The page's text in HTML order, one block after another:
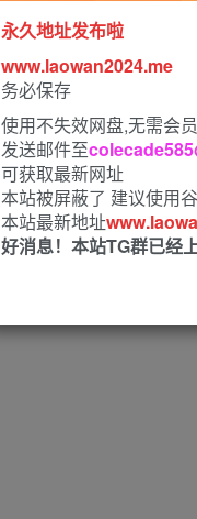
永久地址发布啦
www.laowan2024.me
务必保存
使用不失效网盘,无需会
发送邮件至
可获取最新网址
本站被屏蔽了 建议使用
本站最新地址
好消息！本站TG群已经